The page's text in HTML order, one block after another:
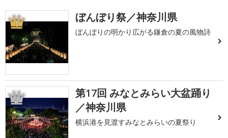
1 ぼんぼり祭／神奈川県
ぼんぼりの明かり広がる鎌倉の夏の風物詩
2
第17回 みなとみらい大盆踊り
／神奈川県
横浜港を見渡すみなとみらいの夏祭り